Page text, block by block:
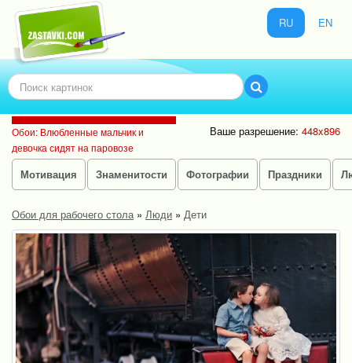
RU EN
Обои: Влюбленные мальчик и
девочка сидят на паровозе
Ваше разрешение: 448x896
Мотивация Знаменитости Фотографии Праздники
Обои для рабочего стола» Люди » Дети